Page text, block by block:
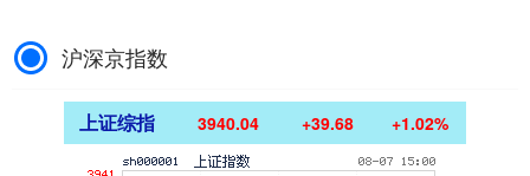
沪深京指数
上证综指 3940.04 +39.68 +1.02%